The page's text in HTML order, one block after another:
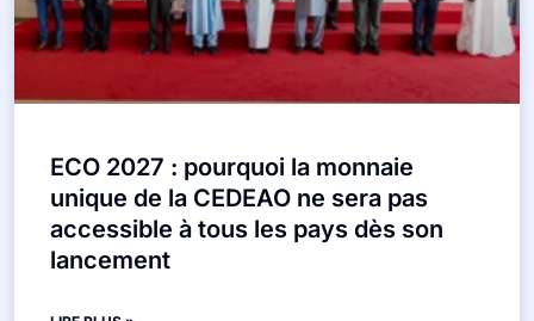
ECO 2027 : pourquoi la monnaie
unique de la CEDEAO ne sera pas
accessible à tous les pays dès son
lancement